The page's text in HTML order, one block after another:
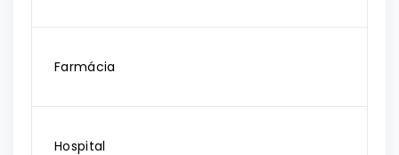
Farmácia
Hospital